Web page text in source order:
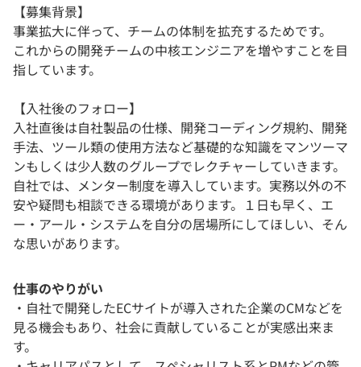
【募集背景】
事業拡大に伴って、チームの体制を拡充するためです。
これからの開発チームの中核エンジニアを増やすことを目
指しています。
【入社後のフォロー】
入社直後は自社製品の仕様、開発コーディング規約、開発
手法、ツール類の使用方法など基礎的な知識をマンツーマ
ンもしくは少人数のグループでレクチャーしていきます。
自社では、メンター制度を導入しています。実務以外の不
安や疑問も相談できる環境があります。１日も早く、エ
ー・アール・システムを自分の居場所にしてほしい、そん
な思いがあります。
仕事のやりがい
・自社で開発したECサイトが導入された企業のCMなどを
見る機会もあり、社会に貢献していることが実感出来ま
す。